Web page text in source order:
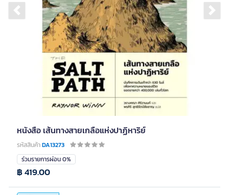
Previous slide
หนังสือ เส้นทางสายเกลือแห่งปาฏิหาริย์
รหัสสินค้าDA13273
ร่วมรายการผ่อน 0%
฿ 419.00